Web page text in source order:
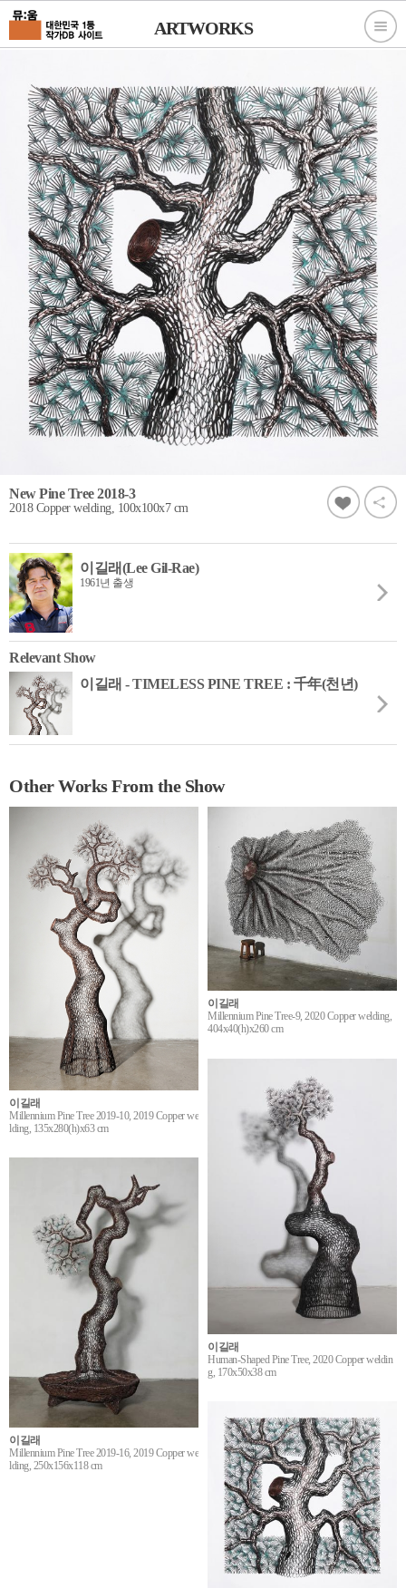
ARTWORKS
New Pine Tree 2018-3
2018 Copper welding, 100x100x7 cm
이길래(Lee Gil-Rae)
1961년 출생
Relevant Show
이길래 - TIMELESS PINE TREE : 千年(천년)
Other Works From the Show
이길래
Millennium Pine Tree 2019-10, 2019 Copper we
lding, 135x280(h)x63 cm
이길래
Millennium Pine Tree-9, 2020 Copper welding,
404x40(h)x260 cm
이길래
Human-Shaped Pine Tree, 2020 Copper weldin
g, 170x50x38 cm
이길래
Millennium Pine Tree 2019-16, 2019 Copper we
lding, 250x156x118 cm